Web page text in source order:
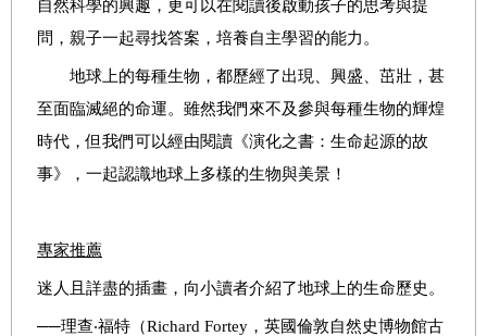
自然科學的興趣，更可以在閱讀後啟動孩子的思考與提
問，親子一起尋找答案，培養自主學習的能力。
地球上的每種生物，都歷經了出現、興盛、茁壯，甚
至面臨滅絕的命運。雖然我們來不及參與每種生物的輝煌
時代，但我們可以經由閱讀《演化之書：生命起源的故
事》，一起認識地球上多樣的生物與美景！
專家推薦
迷人且詳盡的插畫，向小讀者介紹了地球上的生命歷史。
──理查‧福特（Richard Fortey，英國倫敦自然史博物館古